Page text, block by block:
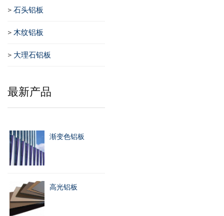
> 石头铝板
> 木纹铝板
> 大理石铝板
最新产品
渐变色铝板
高光铝板